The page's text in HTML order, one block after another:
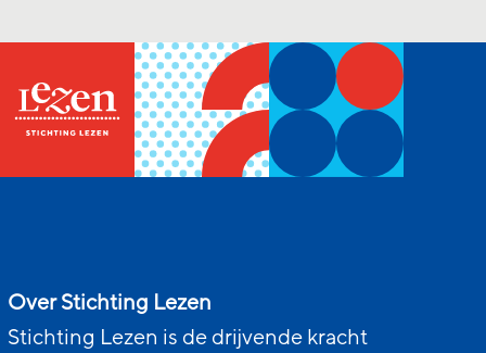
Over Stichting Lezen
Stichting Lezen is de drijvende kracht